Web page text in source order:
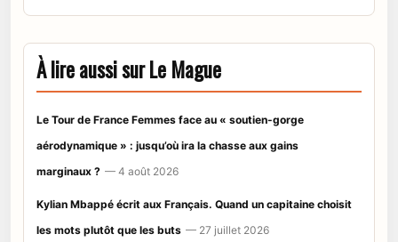
À lire aussi sur Le Mague
Le Tour de France Femmes face au « soutien-gorge
aérodynamique » : jusqu’où ira la chasse aux gains
marginaux ? — 4 août 2026
Kylian Mbappé écrit aux Français. Quand un capitaine choisit
les mots plutôt que les buts — 27 juillet 2026